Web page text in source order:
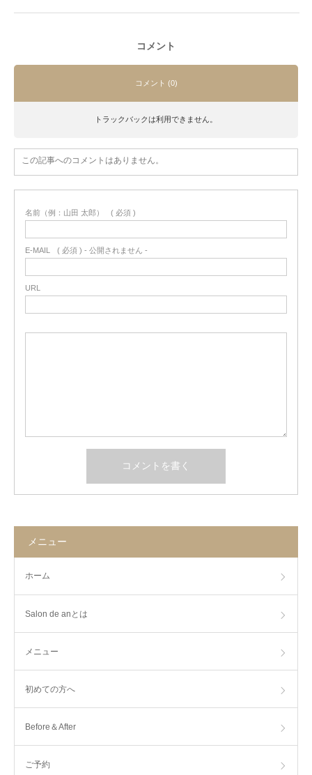
コメント
コメント (0)
トラックバックは利用できません。
この記事へのコメントはありません。
名前（例：山田 太郎） ( 必須 )
E-MAIL ( 必須 ) - 公開されません -
URL
メニュー
ホーム
Salon de anとは
メニュー
初めての方へ
Before＆After
ご予約